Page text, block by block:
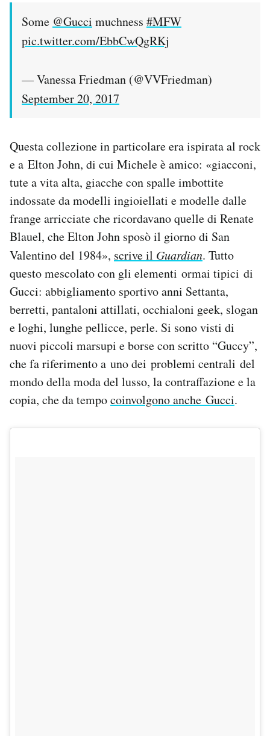
Some @Gucci muchness #MFW
pic.twitter.com/EbbCwQgRKj
— Vanessa Friedman (@VVFriedman)
September 20, 2017
Questa collezione in particolare era ispirata al rock
e a Elton John, di cui Michele è amico: «giacconi,
tute a vita alta, giacche con spalle imbottite
indossate da modelli ingioiellati e modelle dalle
frange arricciate che ricordavano quelle di Renate
Blauel, che Elton John sposò il giorno di San
Valentino del 1984», scrive il Guardian. Tutto
questo mescolato con gli elementi ormai tipici di
Gucci: abbigliamento sportivo anni Settanta,
berretti, pantaloni attillati, occhialoni geek, slogan
e loghi, lunghe pellicce, perle. Si sono visti di
nuovi piccoli marsupi e borse con scritto “Guccy”,
che fa riferimento a uno dei problemi centrali del
mondo della moda del lusso, la contraffazione e la
copia, che da tempocoinvolgono anche Gucci.